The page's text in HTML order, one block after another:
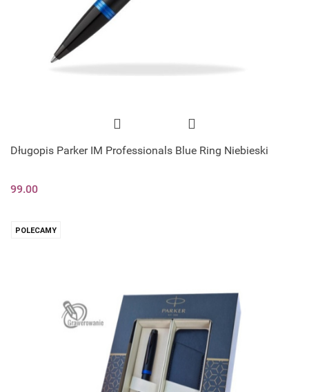
Długopis Parker IM Professionals Blue Ring Niebieski
99.00
POLECAMY